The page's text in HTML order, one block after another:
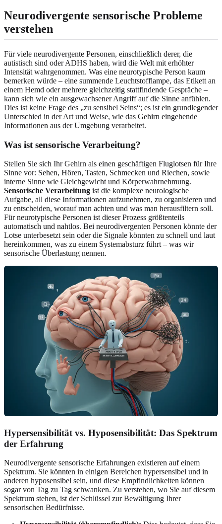
Neurodivergente sensorische Probleme
verstehen
Für viele neurodivergente Personen, einschließlich derer, die
autistisch sind oder ADHS haben, wird die Welt mit erhöhter
Intensität wahrgenommen. Was eine neurotypische Person kaum
bemerken würde – eine summende Leuchtstofflampe, das Etikett an
einem Hemd oder mehrere gleichzeitig stattfindende Gespräche –
kann sich wie ein ausgewachsener Angriff auf die Sinne anfühlen.
Dies ist keine Frage des „zu sensibel Seins“; es ist ein grundlegender
Unterschied in der Art und Weise, wie das Gehirn eingehende
Informationen aus der Umgebung verarbeitet.
Was ist sensorische Verarbeitung?
Stellen Sie sich Ihr Gehirn als einen geschäftigen Fluglotsen für Ihre
Sinne vor: Sehen, Hören, Tasten, Schmecken und Riechen, sowie
interne Sinne wie Gleichgewicht und Körperwahrnehmung.
Sensorische Verarbeitung ist die komplexe neurologische
Aufgabe, all diese Informationen aufzunehmen, zu organisieren und
zu entscheiden, worauf man achten und was man herausfiltern soll.
Für neurotypische Personen ist dieser Prozess größtenteils
automatisch und nahtlos. Bei neurodivergenten Personen könnte der
Lotse unterbesetzt sein oder die Signale könnten zu schnell und laut
hereinkommen, was zu einem Systemabsturz führt – was wir
sensorische Überlastung nennen.
Hypersensibilität vs. Hyposensibilität: Das Spektrum
der Erfahrung
Neurodivergente sensorische Erfahrungen existieren auf einem
Spektrum. Sie könnten in einigen Bereichen hypersensibel und in
anderen hyposensibel sein, und diese Empfindlichkeiten können
sogar von Tag zu Tag schwanken. Zu verstehen, wo Sie auf diesem
Spektrum stehen, ist der Schlüssel zur Bewältigung Ihrer
sensorischen Bedürfnisse.